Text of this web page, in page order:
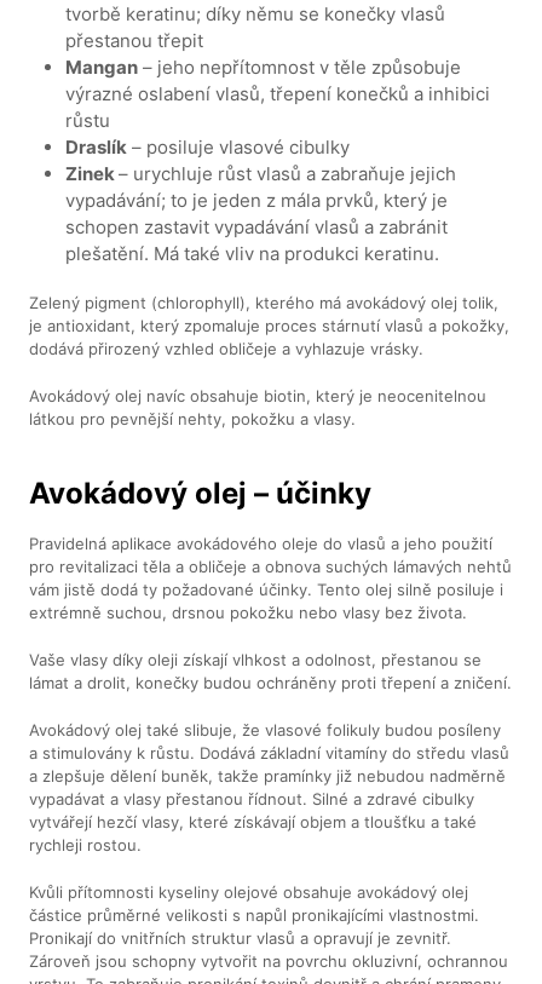
tvorbě keratinu; díky němu se konečky vlasů
přestanou třepit
Mangan – jeho nepřítomnost v těle způsobuje
výrazné oslabení vlasů, třepení konečků a inhibici
růstu
Draslík – posiluje vlasové cibulky
Zinek– urychluje růst vlasů a zabraňuje jejich
vypadávání; to je jeden z mála prvků, který je
schopen zastavit vypadávání vlasů a zabránit
plešatění. Má také vliv na produkci keratinu.
Zelený pigment (chlorophyll), kterého má avokádový olej tolik,
je antioxidant, který zpomaluje proces stárnutí vlasů a pokožky,
dodává přirozený vzhled obličeje a vyhlazuje vrásky.
Avokádový olej navíc obsahuje biotin, který je neocenitelnou
látkou pro pevnější nehty, pokožku a vlasy.
Avokádový olej – účinky
Pravidelná aplikace avokádového oleje do vlasů a jeho použití
pro revitalizaci těla a obličeje a obnova suchých lámavých nehtů
vám jistě dodá ty požadované účinky. Tento olej silně posiluje i
extrémně suchou, drsnou pokožku nebo vlasy bez života.
Vaše vlasy díky oleji získají vlhkost a odolnost, přestanou se
lámat a drolit, konečky budou ochráněny proti třepení a zničení.
Avokádový olej také slibuje, že vlasové folikuly budou posíleny
a stimulovány k růstu. Dodává základní vitamíny do středu vlasů
a zlepšuje dělení buněk, takže pramínky již nebudou nadměrně
vypadávat a vlasy přestanou řídnout. Silné a zdravé cibulky
vytvářejí hezčí vlasy, které získávají objem a tloušťku a také
rychleji rostou.
Kvůli přítomnosti kyseliny olejové obsahuje avokádový olej
částice průměrné velikosti s napůl pronikajícími vlastnostmi.
Pronikají do vnitřních struktur vlasů a opravují je zevnitř.
Zároveň jsou schopny vytvořit na povrchu okluzivní, ochrannou